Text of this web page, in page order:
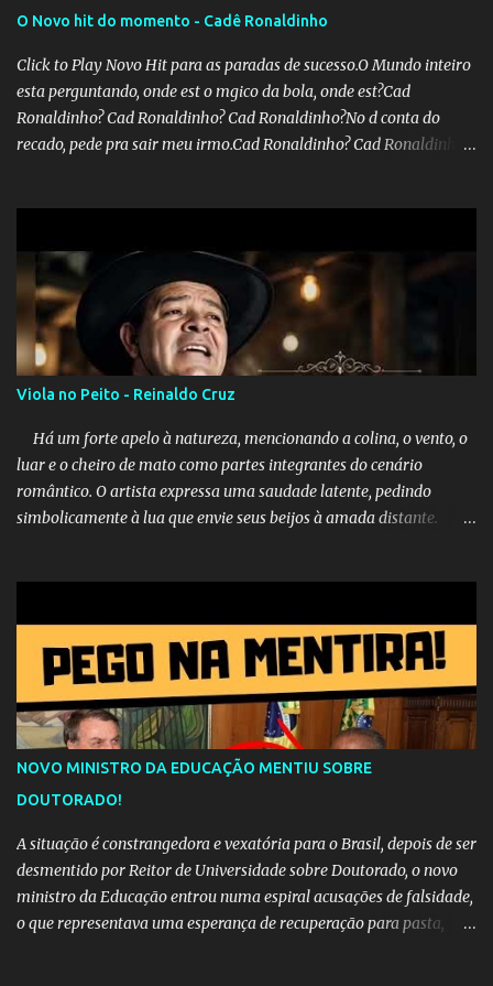
O Novo hit do momento - Cadê Ronaldinho
Click to Play Novo Hit para as paradas de sucesso.O Mundo inteiro
esta perguntando, onde est o mgico da bola, onde est?Cad
Ronaldinho? Cad Ronaldinho? Cad Ronaldinho?No d conta do
recado, pede pra sair meu irmo.Cad Ronaldinho? Cad Ronaldinho?
Viola no Peito - Reinaldo Cruz
Há um forte apelo à natureza, mencionando a colina, o vento, o
luar e o cheiro de mato como partes integrantes do cenário
romântico. O artista expressa uma saudade latente, pedindo
simbolicamente à lua que envie seus beijos à amada distante. A
que continuará esperando enquanto houver canções para entoar. A
obra conclui como uma promessa de fidelidade e esperança no
reencontro, unindo a tradição da viola com o sentimento universal
do amor. No geral, o vídeo apresenta uma narrativa lírica sobre a
persistência do afeto através do tempo e do espaço. YouTube
YouTube YouTube
NOVO MINISTRO DA EDUCAÇÃO MENTIU SOBRE
DOUTORADO!
A situação é constrangedora e vexatória para o Brasil, depois de ser
desmentido por Reitor de Universidade sobre Doutorado, o novo
ministro da Educação entrou numa espiral acusações de falsidade,
o que representava uma esperança de recuperação para pasta,